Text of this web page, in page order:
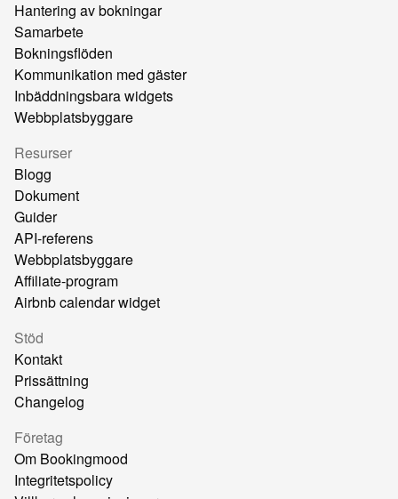
Hantering av bokningar
Samarbete
Bokningsflöden
Kommunikation med gäster
Inbäddningsbara widgets
Webbplatsbyggare
Resurser
Blogg
Dokument
Guider
API-referens
Webbplatsbyggare
Affiliate-program
Airbnb calendar widget
Stöd
Kontakt
Prissättning
Changelog
Företag
Om Bookingmood
Integritetspolicy